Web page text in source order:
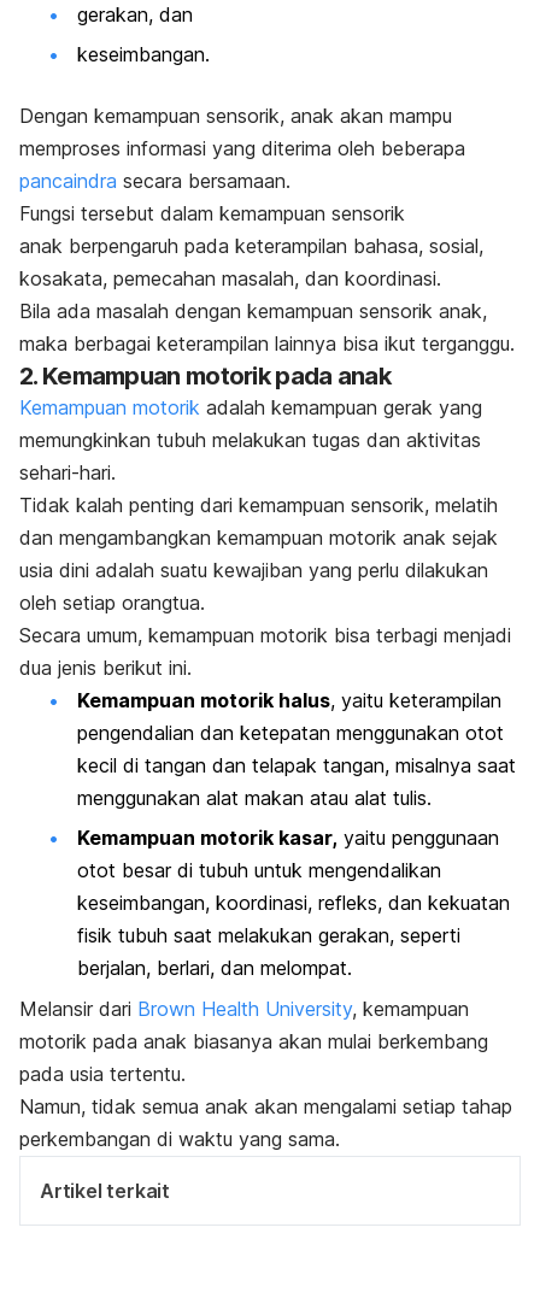
gerakan, dan
keseimbangan.
Dengan kemampuan sensorik, anak akan mampu
memproses informasi yang diterima oleh beberapa
pancaindra secara bersamaan.
Fungsi tersebut dalam kemampuan sensorik
anak berpengaruh pada keterampilan bahasa, sosial,
kosakata, pemecahan masalah, dan koordinasi.
Bila ada masalah dengan kemampuan sensorik anak,
maka berbagai keterampilan lainnya bisa ikut terganggu.
2. Kemampuan motorik pada anak
Kemampuan motorik adalah kemampuan gerak yang
memungkinkan tubuh melakukan tugas dan aktivitas
sehari-hari.
Tidak kalah penting dari kemampuan sensorik, melatih
dan mengambangkan kemampuan motorik anak sejak
usia dini adalah suatu kewajiban yang perlu dilakukan
oleh setiap orangtua.
Secara umum, kemampuan motorik bisa terbagi menjadi
dua jenis berikut ini.
Kemampuan motorik halus, yaitu keterampilan
pengendalian dan ketepatan menggunakan otot
kecil di tangan dan telapak tangan, misalnya saat
menggunakan alat makan atau alat tulis.
Kemampuan motorik kasar, yaitu penggunaan
otot besar di tubuh untuk mengendalikan
keseimbangan, koordinasi, refleks, dan kekuatan
fisik tubuh saat melakukan gerakan, seperti
berjalan, berlari, dan melompat.
Melansir dari Brown Health University, kemampuan
motorik pada anak biasanya akan mulai berkembang
pada usia tertentu.
Namun, tidak semua anak akan mengalami setiap tahap
perkembangan di waktu yang sama.
Artikel terkait